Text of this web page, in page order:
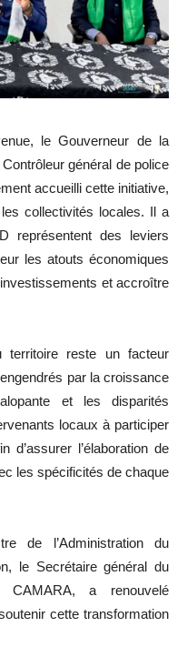
le Gouverneur de la
général de police
accueilli cette initiative,
collectivités locales. Il a
représentent des leviers
les atouts économiques
et accroître
territoire reste un facteur
par la croissance
et les disparités
locaux à participer
d’assurer l’élaboration de
les spécificités de chaque
de l’Administration du
le Secrétaire général du
CAMARA, a renouvelé
cette transformation